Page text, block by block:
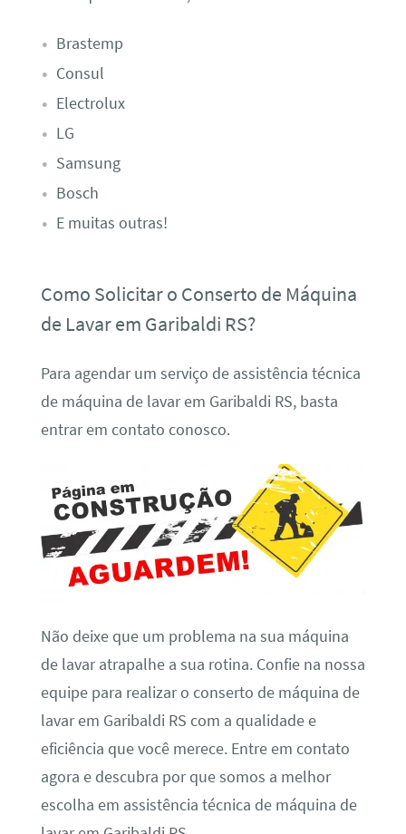
Brastemp
Consul
Electrolux
LG
Samsung
Bosch
E muitas outras!
Como Solicitar o Conserto de Máquina
de Lavar em Garibaldi RS?
Para agendar um serviço de assistência técnica
de máquina de lavar em Garibaldi RS, basta
entrar em contato conosco.
Não deixe que um problema na sua máquina
de lavar atrapalhe a sua rotina. Confie na nossa
equipe para realizar o conserto de máquina de
lavar em Garibaldi RS com a qualidade e
eficiência que você merece. Entre em contato
agora e descubra por que somos a melhor
escolha em assistência técnica de máquina de